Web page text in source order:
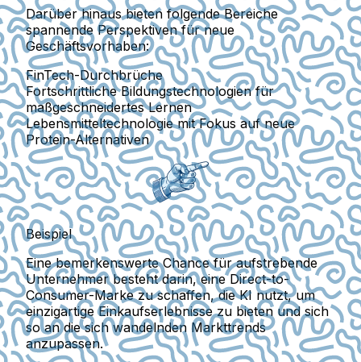
Darüber hinaus bieten folgende Bereiche
spannende Perspektiven für neue
Geschäftsvorhaben:
FinTech-Durchbrüche
Fortschrittliche Bildungstechnologienfür
maßgeschneidertes Lernen
Lebensmitteltechnologiemit Fokus auf neue
Protein-Alternativen
Beispiel
Eine bemerkenswerte Chance für aufstrebende
Unternehmer besteht darin, eine Direct-to-
Consumer-Marke zu schaffen, die KI nutzt, um
einzigartige Einkaufserlebnisse zu bieten und sich
so an die sich wandelnden Markttrends
anzupassen.